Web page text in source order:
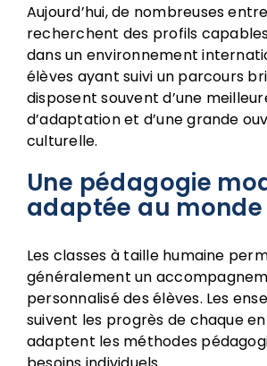
Aujourd’hui, de nombreuses
recherchent des profils
dans un environnement
élèves ayant suivi un parcours
disposent souvent d’une
d’adaptation et d’une grande
culturelle.
Une pédagogie
adaptée au
Les classes à taille humaine
généralement un
personnalisé des élèves. Les
suivent les progrès de chaque
adaptent les méthodes